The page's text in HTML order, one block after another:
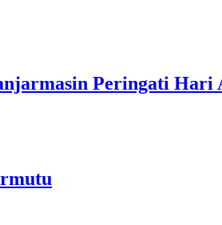
Peringati Hari